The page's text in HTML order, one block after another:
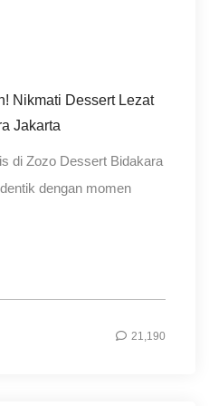
Nikmati Dessert Lezat
Jakarta
di Zozo Dessert Bidakara
dengan momen
21,190